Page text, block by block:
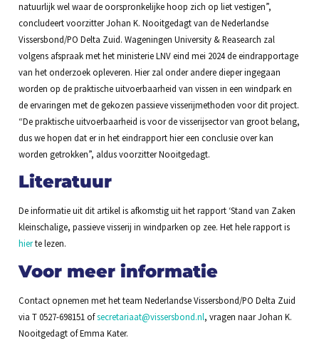
natuurlijk wel waar de oorspronkelijke hoop zich op liet vestigen”,
concludeert voorzitter Johan K. Nooitgedagt van de Nederlandse
Vissersbond/PO Delta Zuid. Wageningen University & Reasearch zal
volgens afspraak met het ministerie LNV eind mei 2024 de eindrapportage
van het onderzoek opleveren. Hier zal onder andere dieper ingegaan
worden op de praktische uitvoerbaarheid van vissen in een windpark en
de ervaringen met de gekozen passieve visserijmethoden voor dit project.
“De praktische uitvoerbaarheid is voor de visserijsector van groot belang,
dus we hopen dat er in het eindrapport hier een conclusie over kan
worden getrokken”, aldus voorzitter Nooitgedagt.
Literatuur
De informatie uit dit artikel is afkomstig uit het rapport ‘Stand van Zaken
kleinschalige, passieve visserij in windparken op zee. Het hele rapport is
hierte lezen.
Voor meer informatie
Contact opnemen met het team Nederlandse Vissersbond/PO Delta Zuid
via T 0527-698151 ofsecretariaat@vissersbond.nl, vragen naar Johan K.
Nooitgedagt of Emma Kater.